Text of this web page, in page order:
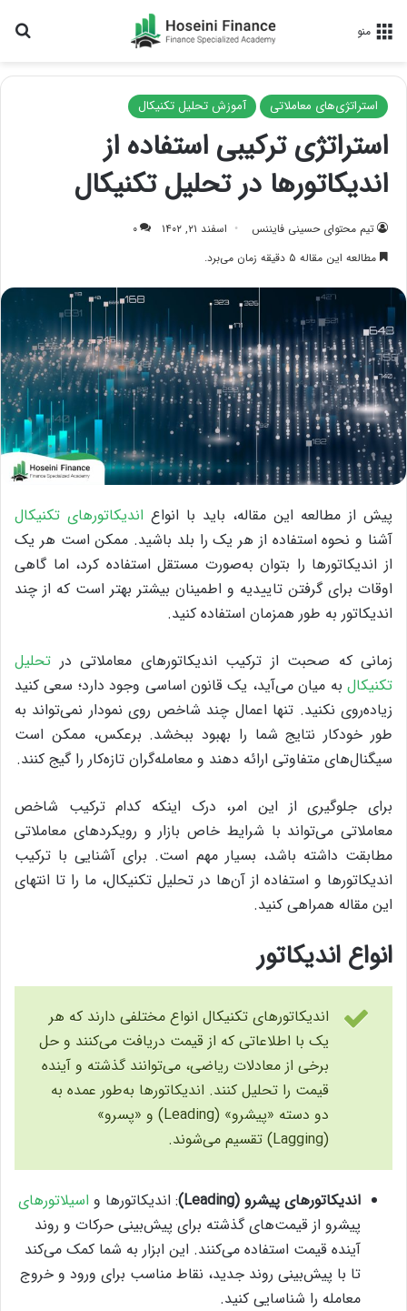
منو
استراتژی‌های معاملاتی آموزش تحلیل تکنیکال
استراتژی ترکیبی استفاده از
اندیکاتورها در تحلیل تکنیکال
تیم محتوای حسینی‌ فایننس اسفند ۲۱, ۱۴۰۲
۰
مطالعه این مقاله ۵ دقیقه زمان می‌برد.
پیش از مطالعه این مقاله، باید با انواع اندیکاتورهای تکنیکال
آشنا و نحوه استفاده از هر یک را بلد باشید. ممکن است هر یک
از اندیکاتورها را بتوان به‌صورت مستقل استفاده کرد، اما گاهی
اوقات برای گرفتن تاییدیه و اطمینان بیشتر بهتر است که از چند
اندیکاتور به طور همزمان استفاده کنید.
زمانی که صحبت از ترکیب اندیکاتورهای معاملاتی در تحلیل
تکنیکال به میان می‌آید، یک قانون اساسی وجود دارد؛ سعی کنید
زیاده‌روی نکنید. تنها اعمال چند شاخص روی نمودار نمی‌تواند به
طور خودکار نتایج شما را بهبود ببخشد. برعکس، ممکن است
سیگنال‌های متفاوتی ارائه دهند و معامله‌گران تازه‌کار را گیج کنند.
برای جلوگیری از این امر، درک اینکه کدام ترکیب شاخص
معاملاتی می‌تواند با شرایط خاص بازار و رویکردهای معاملاتی
مطابقت داشته باشد، بسیار مهم است. برای آشنایی با ترکیب
اندیکاتورها و استفاده از آن‌ها در تحلیل تکنیکال، ما را تا انتهای
این مقاله همراهی کنید.
انواع اندیکاتور
اندیکاتورهای تکنیکال انواع مختلفی دارند که هر
یک با اطلاعاتی که از قیمت دریافت می‌کنند و حل
برخی از معادلات ریاضی، می‌توانند گذشته و آینده
قیمت را تحلیل کنند. اندیکاتورها به‌طور عمده به
دو دسته «پیشرو» (Leading) و «پسرو»
(Lagging) تقسیم می‌شوند.
اندیکاتورهای پیشرو (Leading) : اندیکاتورها و اسیلاتورهای
پیشرو از قیمت‌های گذشته برای پیش‌بینی حرکات و روند
آینده قیمت استفاده می‌کنند. این ابزار به شما کمک می‌کند
تا با پیش‌بینی روند جدید، نقاط مناسب برای ورود و خروج
معامله را شناسایی کنید.